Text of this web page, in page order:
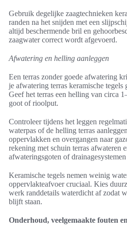
Gebruik degelijke zaagtechnieken
randen na het snijden met een
altijd beschermende bril en
zaagwater correct wordt afgevoerd.
Afwatering en helling aanleggen
Een terras zonder goede afwatering
je afwatering terras keramische
Geef het terras een helling van circa
goot of rioolput.
Controleer tijdens het leggen
waterpas of de helling terras
oppervlakken en overgangen naar
rekening met schuin terras afwateren
afwateringsgoten of
Keramische tegels nemen weinig
oppervlakteafvoer cruciaal. Kies
werk randdetails waterdicht af zodat
blijft staan.
Onderhoud, veelgemaakte fouten